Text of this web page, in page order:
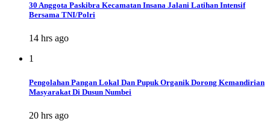
30 Anggota Paskibra Kecamatan Insana Jalani Latihan Intensif
Bersama TNI/Polri
14 hrs ago
1
Pengolahan Pangan Lokal Dan Pupuk Organik Dorong Kemandirian
Masyarakat Di Dusun Numbei
20 hrs ago